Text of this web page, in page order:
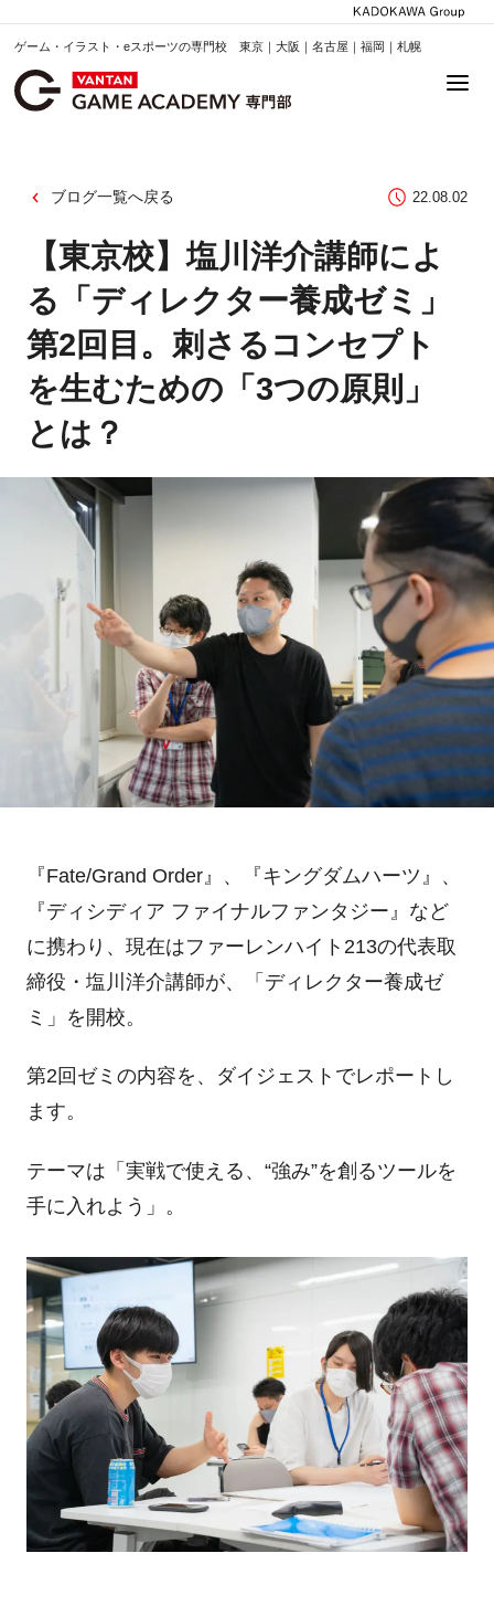
ゲーム・イラスト・eスポーツの専門校 東京｜大阪｜名古屋｜福岡｜札幌
ブログ一覧へ戻る 22.08.02
【東京校】塩川洋介講師によ
る「ディレクター養成ゼミ」
第2回目。刺さるコンセプト
を生むための「3つの原則」
とは？
『Fate/Grand Order』、『キングダムハーツ』、
『ディシディア ファイナルファンタジー』など
に携わり、現在はファーレンハイト 213の代表取
締役・塩川洋介講師が、「ディレクター養成ゼ
ミ」を開校。
第2回ゼミの内容を、ダイジェストでレポートし
ます。
テーマは「実戦で使える、 “強み”を創るツールを
手に入れよう」。